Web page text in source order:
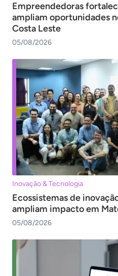
Empreendedoras
ampliam oportunidades
Costa Leste
05/08/2026
Inovação & Tecnologia
Ecossistemas de
ampliam impacto em
05/08/2026